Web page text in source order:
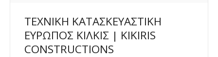
ΤΕΧΝΙΚΗ ΚΑΤΑΣΚΕΥΑΣΤΙΚΗ
ΕΥΡΩΠΟΣ ΚΙΛΚΙΣ | KIKIRIS
CONSTRUCTIONS